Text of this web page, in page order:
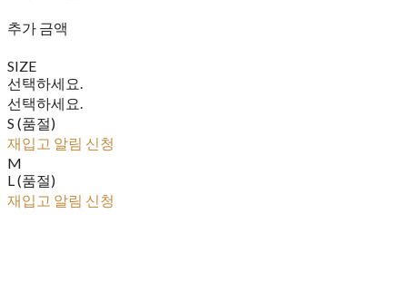
추가 금액
SIZE
선택하세요.
선택하세요.
S (품절)
재입고 알림 신청
M
L (품절)
재입고 알림 신청